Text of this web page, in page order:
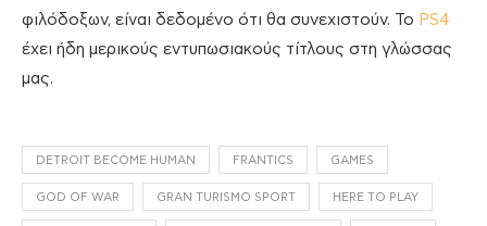
φιλόδοξων, είναι δεδομένο ότι θα συνεχιστούν. Το PS4
έχει ήδη μερικούς εντυπωσιακούς τίτλους στη γλώσσας
μας.
DETROIT BECOME HUMAN FRANTICS GAMES
GOD OF WAR GRAN TURISMO SPORT HERE TO PLAY